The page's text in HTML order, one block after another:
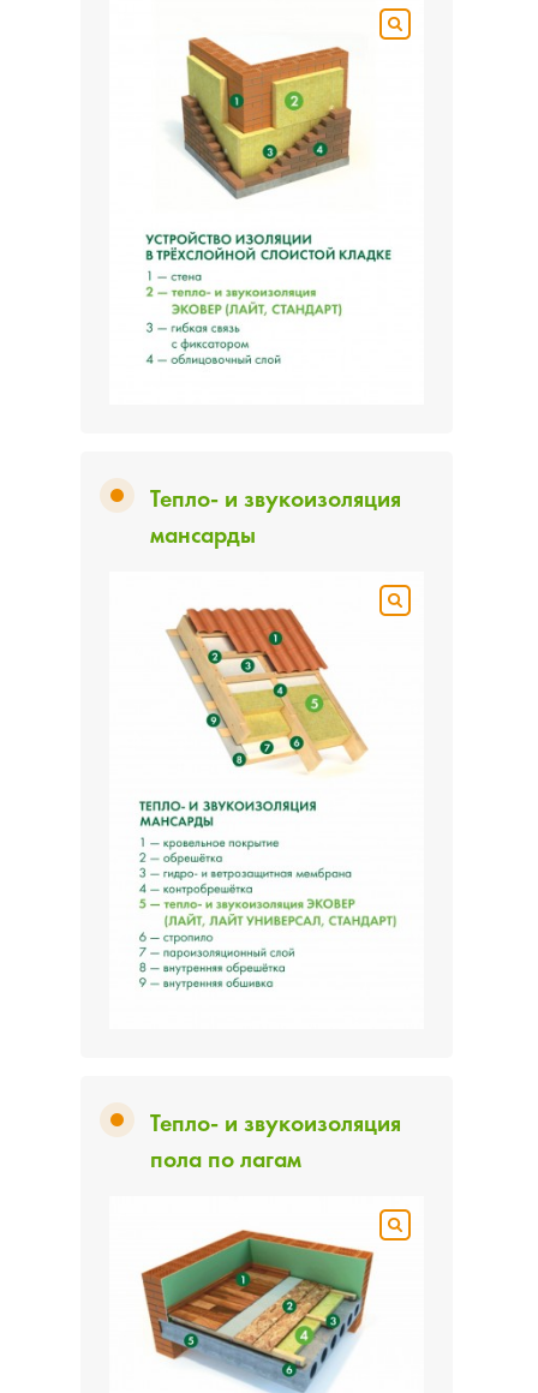
Тепло- и звукоизоляция
мансарды
Тепло- и звукоизоляция
пола по лагам